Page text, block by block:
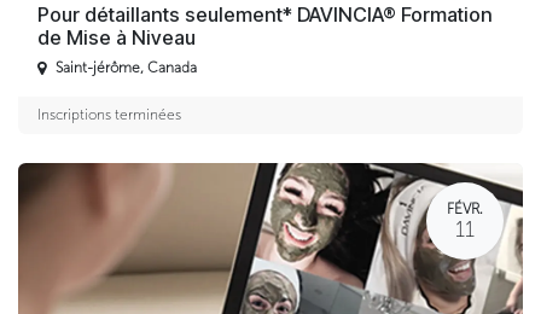
Pour détaillants seulement* DAVINCIA® Formation
de Mise à Niveau
Saint-jérôme, Canada
Inscriptions terminées
FÉVR.
11